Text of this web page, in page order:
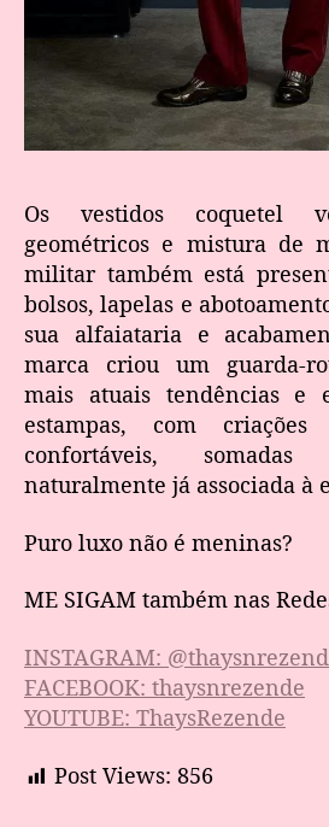
Os vestidos coquetel
geométricos e mistura de
militar também está
bolsos, lapelas e
sua alfaiataria e
marca criou um guarda-
mais atuais tendências e
estampas, com criações
confortáveis,
naturalmente já associada à
Puro luxo não é meninas?
ME SIGAM também nas
INSTAGRAM:
FACEBOOK: thaysnrezende
YOUTUBE: ThaysRezende
Post Views: 856